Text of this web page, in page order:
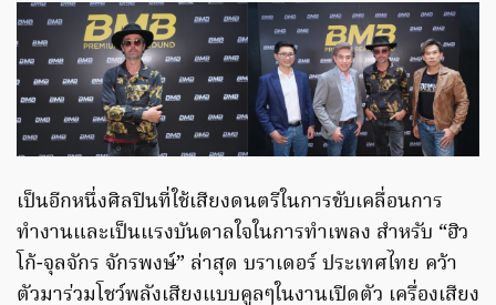
เป็นอีกหนึ่งศิลปินที่ใช้เสียงดนตรีในการขับเคลื่อนการ
ทำงานและเป็นแรงบันดาลใจในการทำเพลง สำหรับ “ฮิว
โก้-จุลจักร จักรพงษ์” ล่าสุด บราเดอร์ ประเทศไทย คว้า
ตัวมาร่วมโชว์พลังเสียงแบบคูลๆในงานเปิดตัว เครื่องเสียง